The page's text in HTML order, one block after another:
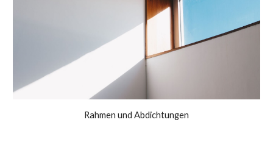
Rahmen und Abdichtungen